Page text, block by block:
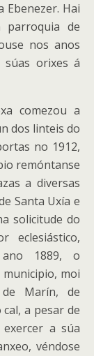
Ebenezer. Hai
de
nos anos
súas orixes á
comezou a
dos linteis do
no 1912,
remóntanse
a diversas
Santa Uxía e
solicitude do
eclesiástico,
1889, o
moi
Marín, de
a pesar de
a súa
véndose